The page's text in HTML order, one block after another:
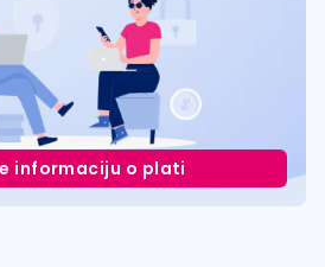
informaciju o plati